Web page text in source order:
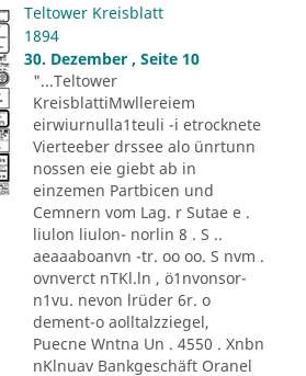
Teltower Kreisblatt
1894
30. Dezember , Seite 10
"...Teltower
KreisblattiMwllereiem
eirwiurnulla1teuli -i etrocknete
Vierteeber drssee alo ünrtunn
nossen eie giebt ab in
einzemen Partbicen und
Cemnern vom Lag. r Sutae e .
liulon liulon- norlin 8 . S ..
aeaaaboanvn -tr. oo oo. S nvm .
ovnverct nTKl.ln , ö1nvonsor-
n1vu. nevon lrüder 6r. o
dement-o aolltalzziegel,
Puecne Wntna Un . 4550 . Xnbn
nKlnuav Bankgeschäft Oranel